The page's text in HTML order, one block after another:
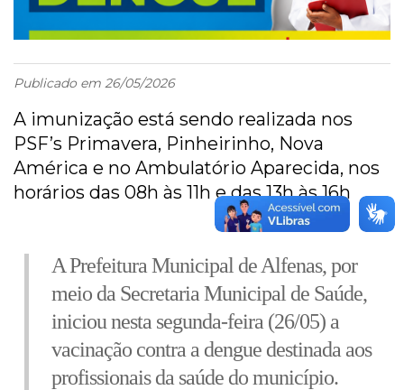
Publicado em 26/05/2026
A imunização está sendo realizada nos
PSF’s Primavera, Pinheirinho, Nova
América e no Ambulatório Aparecida, nos
horários das 08h às 11h e das 13h às 16h
A Prefeitura Municipal de Alfenas, por
meio da Secretaria Municipal de Saúde,
iniciou nesta segunda-feira (26/05) a
vacinação contra a dengue destinada aos
profissionais da saúde do município.